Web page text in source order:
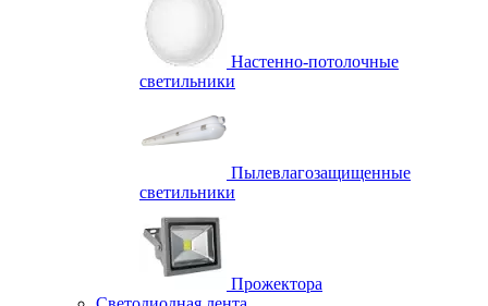
Настенно-потолочные
светильники
Пылевлагозащищенные
светильники
Прожектора